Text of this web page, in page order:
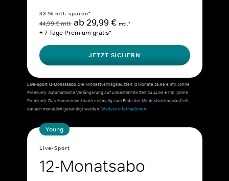
33 % mtl. sparen*
44,99 € mtl. ab 29,99 € mtl.*
+ 7 Tage Premium gratis*
JETZT SICHERN
Live-Sport 12-Monatsabo:Die Mindestvertragslaufzeit 12 Monate 29,99 € mtl. (ohne
Premium). Automatische Verlängerung auf unbestimmte Zeit zu 44,99 € mtl. (ohne
Premium). Das Abonnement kann erstmalig zum Ende der Mindestvertragslaufzeit,
danach monatlich gekündigt werden.Weitere Informationen.
Young
Live-Sport
12-Monatsabo